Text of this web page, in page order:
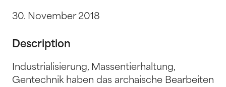
30. November 2018
Description
Industrialisierung, Massentierhaltung,
Gentechnik haben das archaische Bearbeiten